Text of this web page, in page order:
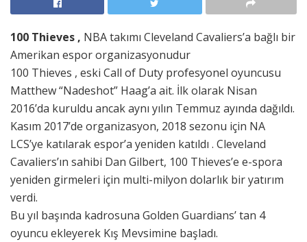
100 Thieves , NBA takımı Cleveland Cavaliers’a bağlı bir
Amerikan espor organizasyonudur
100 Thieves , eski Call of Duty profesyonel oyuncusu
Matthew “Nadeshot” Haag’a ait. İlk olarak Nisan
2016’da kuruldu ancak aynı yılın Temmuz ayında dağıldı.
Kasım 2017’de organizasyon, 2018 sezonu için NA
LCS’ye katılarak espor’a yeniden katıldı . Cleveland
Cavaliers’ın sahibi Dan Gilbert, 100 Thieves’e e-spora
yeniden girmeleri için multi-milyon dolarlık bir yatırım
verdi.
Bu yıl başında kadrosuna Golden Guardians’ tan 4
oyuncu ekleyerek Kış Mevsimine başladı.